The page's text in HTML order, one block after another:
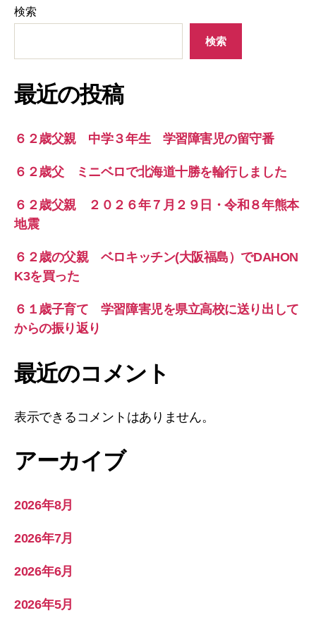
検索
検索
最近の投稿
６２歳父親 中学３年生 学習障害児の留守番
６２歳父 ミニベロで北海道十勝を輪行しました
６２歳父親 ２０２６年７月２９日・令和８年熊本
地震
６２歳の父親 ベロキッチン(大阪福島）でDAHON
K3を買った
６１歳子育て 学習障害児を県立高校に送り出して
からの振り返り
最近のコメント
表示できるコメントはありません。
アーカイブ
2026年8月
2026年7月
2026年6月
2026年5月